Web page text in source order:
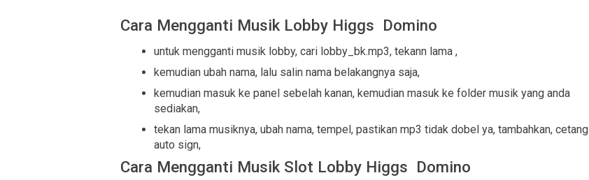
Cara Mengganti Musik Lobby Higgs Domino
untuk mengganti musik lobby, cari lobby_bk.mp3, tekann lama ,
kemudian ubah nama, lalu salin nama belakangnya saja,
kemudian masuk ke panel sebelah kanan, kemudian masuk ke folder musik yang anda
sediakan,
tekan lama musiknya, ubah nama, tempel, pastikan mp3 tidak dobel ya, tambahkan, cetang
auto sign,
Cara Mengganti Musik Slot Lobby Higgs Domino